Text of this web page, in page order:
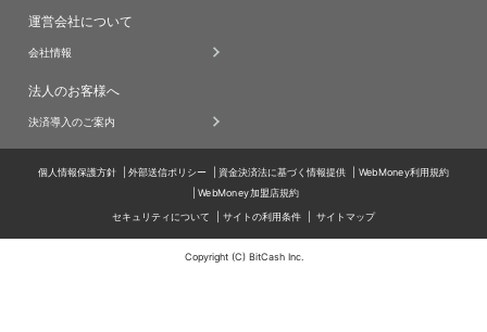
運営会社について
会社情報
法人のお客様へ
決済導入のご案内
個人情報保護方針 外部送信ポリシー 資金決済法に基づく情報提供 WebMoney利用規約
WebMoney加盟店規約
セキュリティについて サイトの利用条件 サイトマップ
Copyright (C) BitCash Inc.